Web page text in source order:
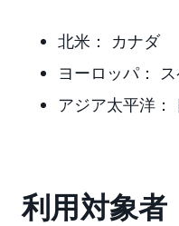
北米：
カナダ
ヨーロッパ：
アジア太平洋：
利用対象者